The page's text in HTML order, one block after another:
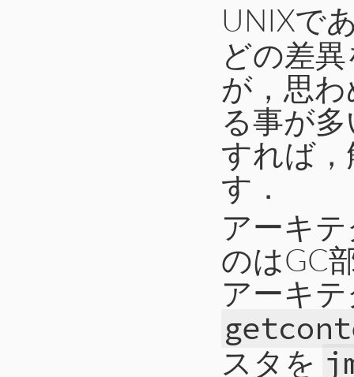
UNIXで
どの差
が，思
る事が
すれば
す．
アーキ
のはGC
アーキ
スタを